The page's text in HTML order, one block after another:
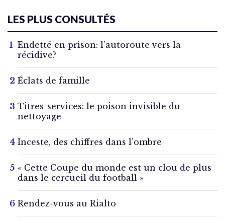
LES PLUS CONSULTÉS
Endetté en prison: l’autoroute vers la
récidive?
Éclats de famille
Titres-services: le poison invisible du
nettoyage
Inceste, des chiffres dans l’ombre
« Cette Coupe du monde est un clou de plus
dans le cercueil du football »
Rendez-vous au Rialto